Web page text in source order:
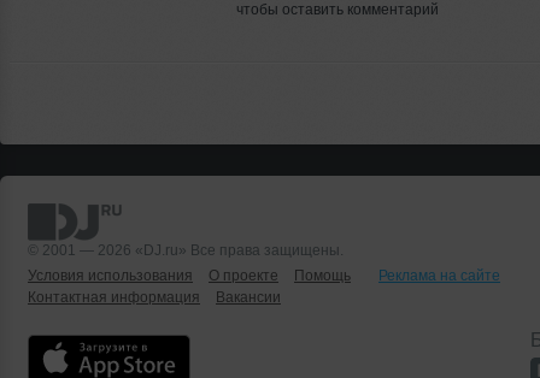
чтобы оставить комментарий
© 2001 — 2026 «DJ.ru» Все права защищены.
Условия использования
О проекте Помощь
Реклама на сайте
Контактная информация
Вакансии